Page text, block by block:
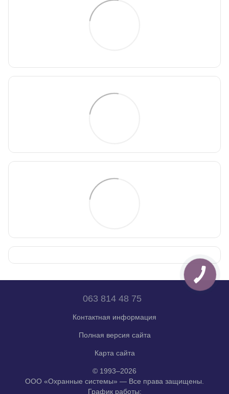
063 814 48 75
Контактная информация
Полная версия сайта
Карта сайта
© 1993–2026
ООО «Охранные системы» — Все права защищены.
График работы: